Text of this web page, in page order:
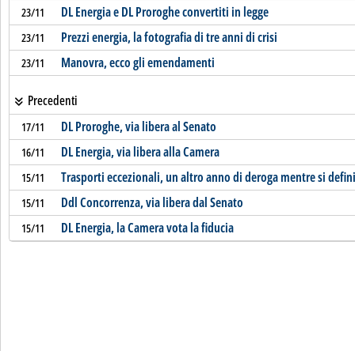
23/11 DL Energia e DL Proroghe convertiti in legge
23/11 Prezzi energia, la fotografia di tre anni di crisi
23/11 Manovra, ecco gli emendamenti
Precedenti
17/11 DL Proroghe, via libera al Senato
16/11 DL Energia, via libera alla Camera
15/11 Trasporti eccezionali, un altro anno di deroga mentre si
15/11 Ddl Concorrenza, via libera dal Senato
15/11 DL Energia, la Camera vota la fiducia